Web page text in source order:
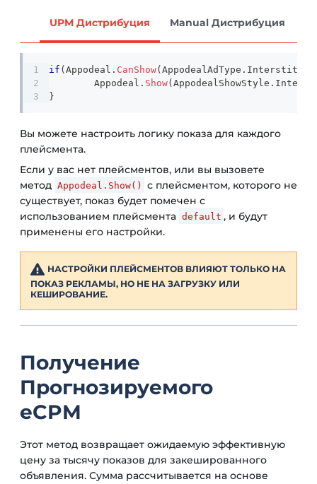
UPM Дистрибуция Manual Дистрибуция
if ( Appodeal . CanShow( AppodealAdType . Interstitial
	Appodeal
. Show( AppodealShowStyle .
}
Вы можете настроить логику показа для каждого
плейсмента.
Если у вас нет плейсментов, или вы вызовете
метод Appodeal.Show()
с плейсментом, которого не
существует, показ будет помечен с
использованием плейсмента default , и будут
применены его настройки.
НАСТРОЙКИ ПЛЕЙСМЕНТОВ ВЛИЯЮТТОЛЬКО НА
ПОКАЗ РЕКЛАМЫ, НО НЕ НА ЗАГРУЗКУ ИЛИ
КЕШИРОВАНИЕ.
Получение
Прогнозируемого
eCPM
Этот метод возвращает ожидаемую эффективную
цену за тысячу показов для закешированного
объявления. Сумма рассчитывается на основе